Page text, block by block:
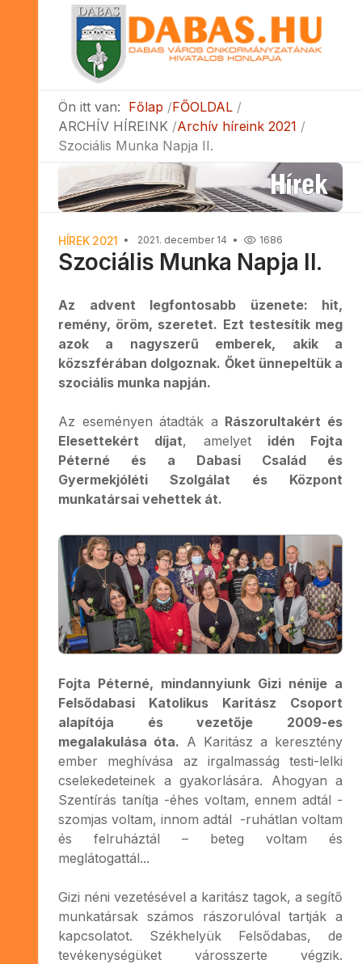
Ön itt van: Főlap
FŐOLDAL
ARCHÍV HÍREINK Archív híreink 2021
Szociális Munka Napja II.
HÍREK 2021 2021. december 14 1686
Szociális Munka Napja II.
Az advent legfontosabb üzenete: hit,
remény, öröm, szeretet. Ezt testesítik meg
azok a nagyszerű emberek, akik a
közszférában dolgoznak. Őket ünnepeltük a
szociális munka napján.
Az eseményen átadták a Rászorultakért és
Elesettekért díjat, amelyet idén Fojta
Péterné és a Dabasi Család és
Gyermekjóléti Szolgálat és Központ
munkatársai vehettek át.
Fojta Péterné, mindannyiunk Gizi nénije a
Felsődabasi Katolikus Karitász Csoport
alapítója és vezetője 2009-es
megalakulása óta. A Karitász a keresztény
ember meghívása az irgalmasság testi-lelki
cselekedeteinek a gyakorlására. Ahogyan a
Szentírás tanítja -éhes voltam, ennem adtál -
szomjas voltam, innom adtál -ruhátlan voltam
és felruháztál – beteg voltam és
meglátogattál...
Gizi néni vezetésével a karitász tagok, a segítő
munkatársak számos rászorulóval tartják a
kapcsolatot. Székhelyük Felsődabas, de
tevékenységüket városszerte végzik.